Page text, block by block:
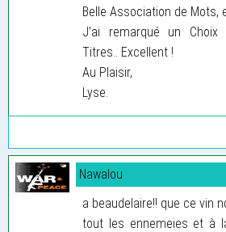
Belle Association de Mots,
J’ai remarqué un
Titres.. Excellent !
Au Plaisir,
Lyse.
Nawalou
a beaudelaire!! que ce vin
tout les ennemeies et à